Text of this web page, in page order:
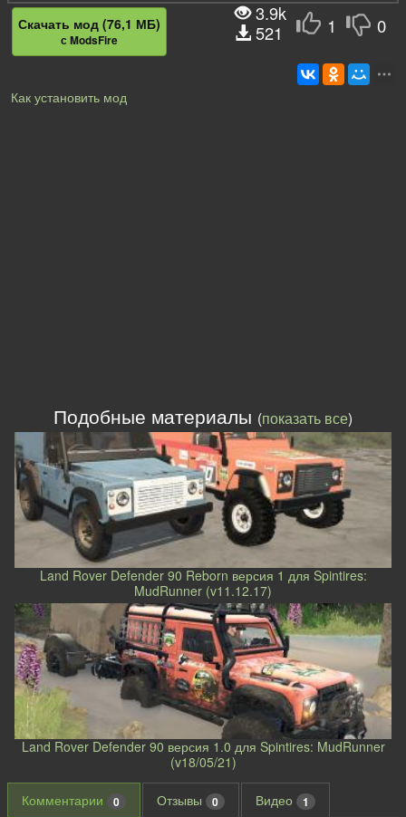
1 0
Скачать мод (76,1 МБ)
с ModsFire
3.9k
521
Как установить мод
Подобные материалы (показать все)
Land Rover Defender 90 Reborn версия 1 для Spintires:
MudRunner (v11.12.17)
Land Rover Defender 90 версия 1.0 для Spintires: MudRunner
(v18/05/21)
Комментарии 0 Отзывы 0 Видео 1